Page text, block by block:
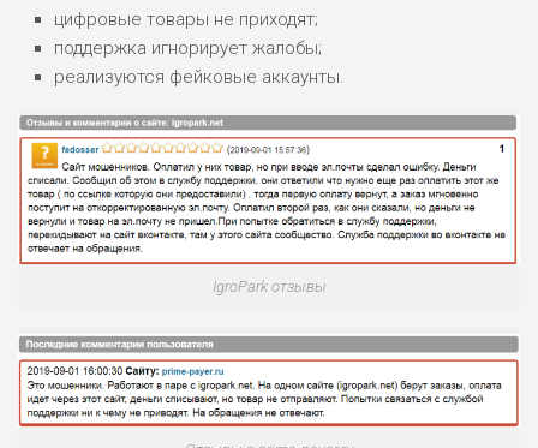
цифровые товары не приходят;
поддержка игнорирует жалобы;
реализуются фейковые аккаунты.
IgroPark отзывы